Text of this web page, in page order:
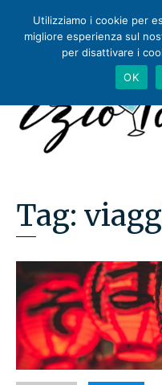
Tag:
Utilizziamo i cookie per
migliore esperienza sul
per disattivare i
OK